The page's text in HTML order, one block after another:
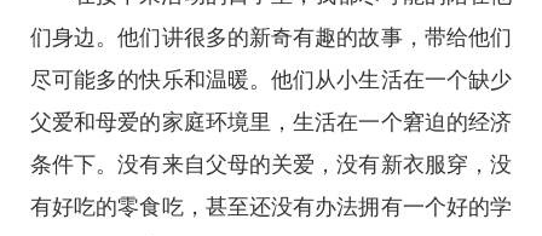
们身边。他们讲很多的新奇有趣的故事，带给他们
尽可能多的快乐和温暖。他们从小生活在一个缺少
父爱和母爱的家庭环境里，生活在一个窘迫的经济
条件下。没有来自父母的关爱，没有新衣服穿，没
有好吃的零食吃，甚至还没有办法拥有一个好的学